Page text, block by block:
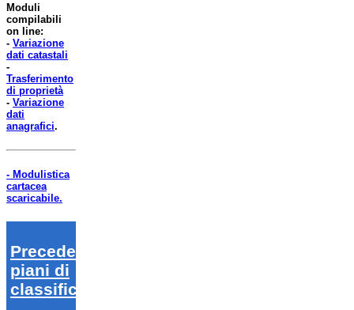
Moduli
compilabili
on line:
- Variazione
dati catastali
-
Trasferimento
di proprietà
- Variazione
dati
anagrafici.
- Modulistica
cartacea
scaricabile.
Precedenti
piani di
classifica